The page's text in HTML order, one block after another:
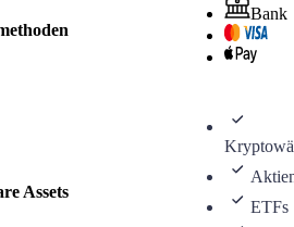
Bank
Assets
ETFs